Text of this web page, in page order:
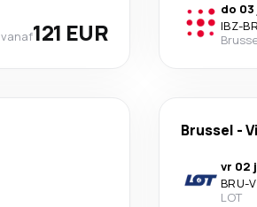
vanaf121 EUR
do
IBZ-
Brussel -
vr 02
BRU-
LOT